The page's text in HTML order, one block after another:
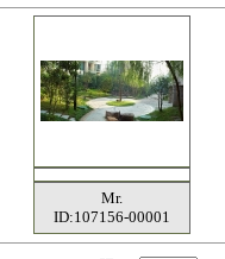
Mr.
ID:107156-00001